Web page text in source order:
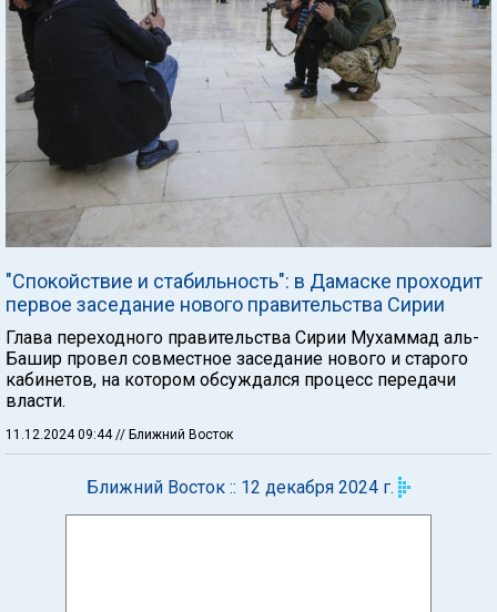
"Спокойствие и стабильность": в Дамаске проходит
первое заседание нового правительства Сирии
Глава переходного правительства Сирии Мухаммад аль-
Башир провел совместное заседание нового и старого
кабинетов, на котором обсуждался процесс передачи
власти.
11.12.2024 09:44 // Ближний Восток
Ближний Восток :: 12 декабря 2024 г.